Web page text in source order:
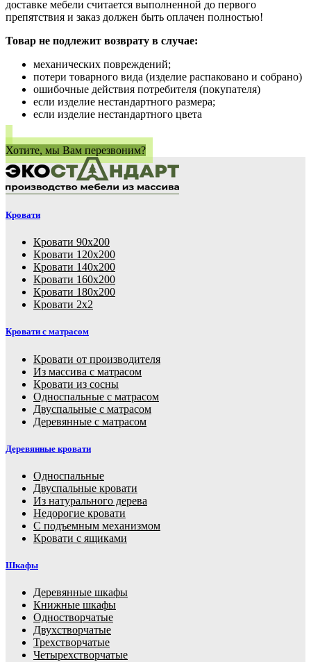
доставке мебели считается выполненной до первого
препятствия и заказ должен быть оплачен полностью!
Товар не подлежит возврату в случае:
механических повреждений;
потери товарного вида (изделие распаковано и собрано)
ошибочные действия потребителя (покупателя)
если изделие нестандартного размера;
если изделие нестандартного цвета
Хотите, мы Вам перезвоним?
Кровати
Кровати 90х200
Кровати 120х200
Кровати 140х200
Кровати 160х200
Кровати 180х200
Кровати 2х2
Кровати с матрасом
Кровати от производителя
Из массива с матрасом
Кровати из сосны
Односпальные с матрасом
Двуспальные с матрасом
Деревянные с матрасом
Деревянные кровати
Односпальные
Двуспальные кровати
Из натурального дерева
Недорогие кровати
С подъемным механизмом
Кровати с ящиками
Шкафы
Деревянные шкафы
Книжные шкафы
Одностворчатые
Двухстворчатые
Трехстворчатые
Четырехстворчатые